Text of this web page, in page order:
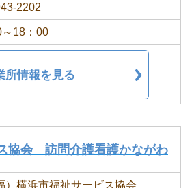
2202
18：00
所情報を見る
協会 訪問介護看護かながわ
）横浜市福祉サービス協会